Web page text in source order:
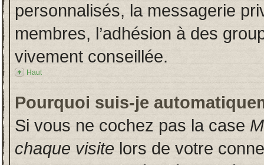
personnalisés, la messagerie
membres, l’adhésion à des
vivement conseillée.
Haut
Pourquoi suis-je
Si vous ne cochez pas la case
chaque visite lors de votre